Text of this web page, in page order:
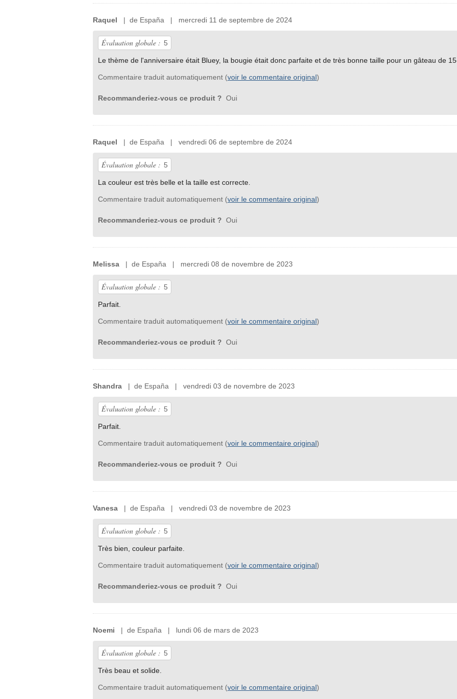
Raquel | de España | mercredi 11 de septembre de 2024
Évaluation globale : 5
Le thème de l'anniversaire était Bluey, la bougie était donc parfaite et de très bonne taille pour un gâteau de
Commentaire traduit automatiquement (voir le commentaire original)
Recommanderiez-vous ce produit ? Oui
Raquel | de España | vendredi 06 de septembre de 2024
Évaluation globale : 5
La couleur est très belle et la taille est correcte.
Commentaire traduit automatiquement (voir le commentaire original)
Recommanderiez-vous ce produit ? Oui
Melissa | de España | mercredi 08 de novembre de 2023
Évaluation globale : 5
Parfait.
Commentaire traduit automatiquement (voir le commentaire original)
Recommanderiez-vous ce produit ? Oui
Shandra | de España | vendredi 03 de novembre de 2023
Évaluation globale : 5
Parfait.
Commentaire traduit automatiquement (voir le commentaire original)
Recommanderiez-vous ce produit ? Oui
Vanesa | de España | vendredi 03 de novembre de 2023
Évaluation globale : 5
Très bien, couleur parfaite.
Commentaire traduit automatiquement (voir le commentaire original)
Recommanderiez-vous ce produit ? Oui
Noemi | de España | lundi 06 de mars de 2023
Évaluation globale : 5
Très beau et solide.
Commentaire traduit automatiquement (voir le commentaire original)